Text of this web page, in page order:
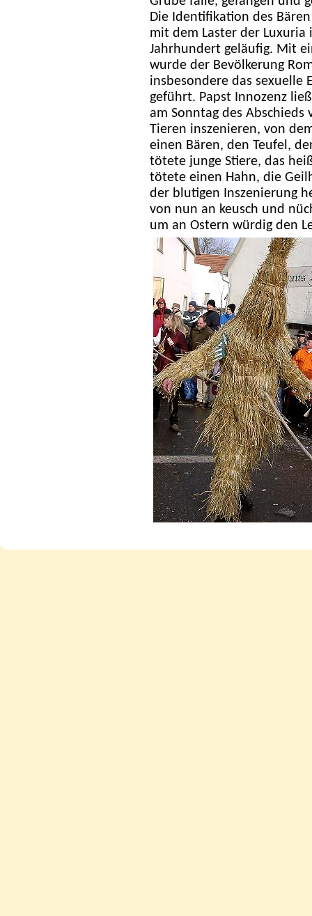
Die Identifikation des
mit dem Laster der Luxuria
Jahrhundert geläufig. Mit
wurde der Bevölkerung
insbesondere das sexuelle
geführt. Papst Innozenz
am Sonntag des Abschieds
Tieren inszenieren, von
einen Bären, den Teufel,
tötete junge Stiere, das
tötete einen Hahn, die
der blutigen Inszenierung
von nun an keusch und
um an Ostern würdig den